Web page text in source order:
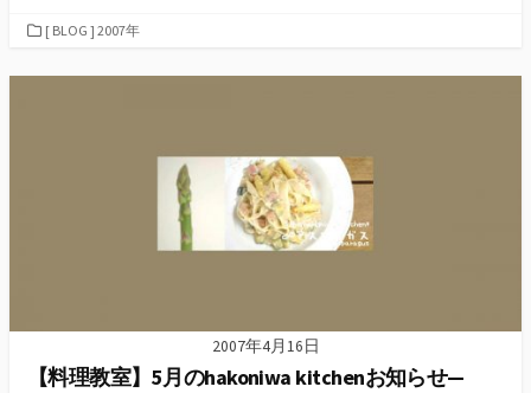
カ
ゴ
[ BLOG ] 2007年
2007年4月16日
【料理教室】5月のhakoniwa kitchenお知らせ—